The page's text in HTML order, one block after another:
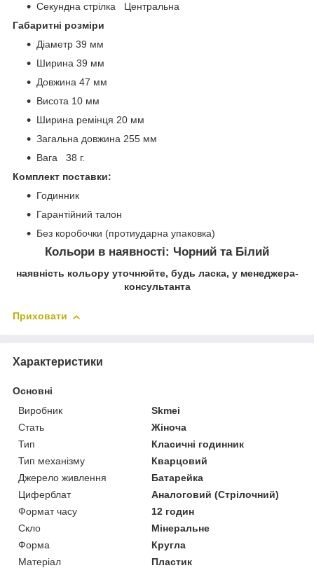
Секундна стрілка Центральна
Габаритні розміри
Діаметр 39 мм
Ширина 39 мм
Довжина 47 мм
Висота 10 мм
Ширина ремінця 20 мм
Загальна довжина 255 мм
Вага 38 г.
Комплект поставки:
Годинник
Гарантійний талон
Без коробочки (протиударна упаковка)
Кольори в наявності: Чорний та Білий
наявність кольору уточнюйте, будь ласка, у менеджера-
консультанта
Приховати
Характеристики
Основні
Виробник
Skmei
Стать
Жіноча
Тип
Класичні годинник
Тип механізму
Кварцовий
Джерело живлення
Батарейка
Циферблат
Аналоговий (Стрілочний)
Формат часу
12 годин
Скло
Мінеральне
Форма
Кругла
Матеріал
Пластик